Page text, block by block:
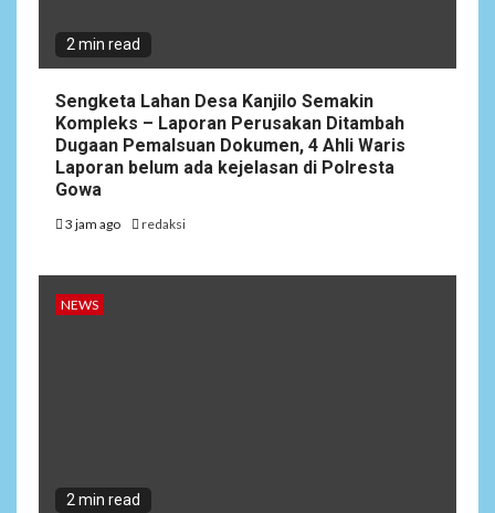
2 min read
Sengketa Lahan Desa Kanjilo Semakin
Kompleks – Laporan Perusakan Ditambah
Dugaan Pemalsuan Dokumen, 4 Ahli Waris
Laporan belum ada kejelasan di Polresta
Gowa
3 jam ago redaksi
NEWS
2 min read